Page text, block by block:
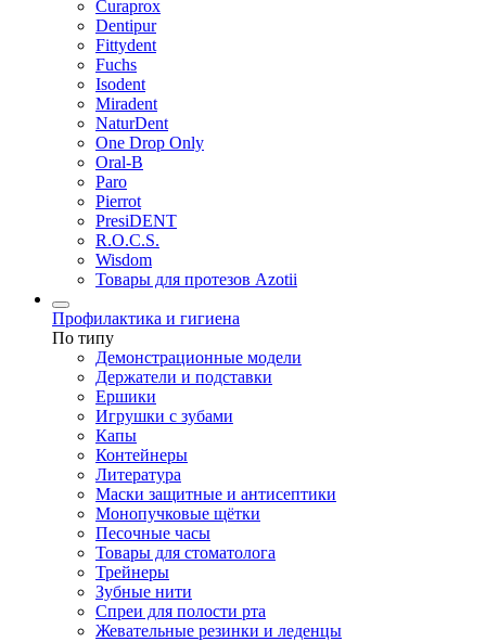
Curaprox
Dentipur
Fittydent
Fuchs
Isodent
Miradent
NaturDent
One Drop Only
Oral-B
Paro
Pierrot
PresiDENT
R.O.C.S.
Wisdom
Товары для протезов Azotii
Профилактика и гигиена
По типу
Демонстрационные модели
Держатели и подставки
Ершики
Игрушки с зубами
Капы
Контейнеры
Литература
Маски защитные и антисептики
Монопучковые щётки
Песочные часы
Товары для стоматолога
Трейнеры
Зубные нити
Спреи для полости рта
Жевательные резинки и леденцы